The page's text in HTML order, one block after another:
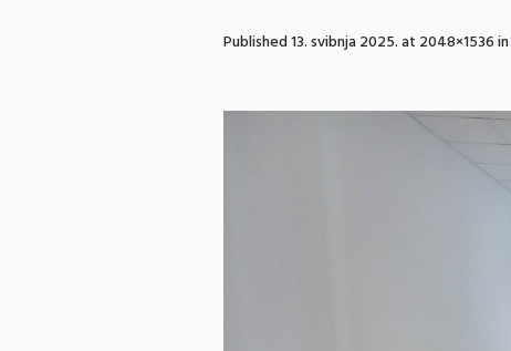
Published13. svibnja 2025.at 2048×1536 in